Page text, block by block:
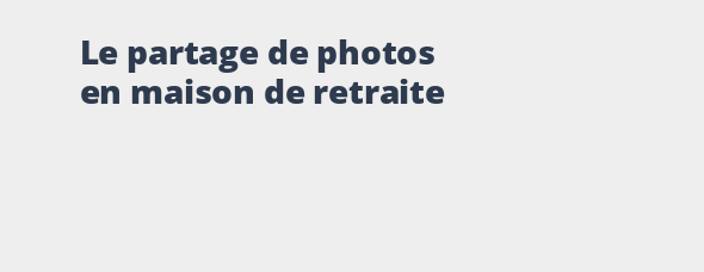
Le partage de photos
en maison de retraite